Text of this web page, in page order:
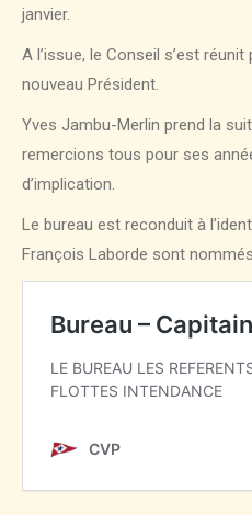
janvier.
A l’issue, le Conseil s’est
nouveau Président.
Yves Jambu-Merlin prend la
remercions tous pour ses
d’implication.
Le bureau est reconduit à
François Laborde sont